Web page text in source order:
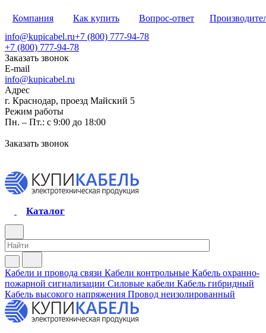
Компания Как купить Вопрос-ответ
info@kupicabel.ru+7 (800) 777-94-78
+7 (800) 777-94-78
Заказать звонок
E-mail
info@kupicabel.ru
Адрес
г. Краснодар, проезд Майский 5
Режим работы
Пн. – Пт.: с 9:00 до 18:00
Заказать звонок
Каталог
Кабели и провода связи Кабели контрольные Кабель охранно-
пожарной сигнализации Силовые кабели Кабель гибридный
Кабель высокого напряжения Провод неизолированный